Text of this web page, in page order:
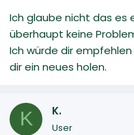
Ich glaube nicht das es
überhaupt keine
Ich würde dir
dir ein neues holen.
K K.
User